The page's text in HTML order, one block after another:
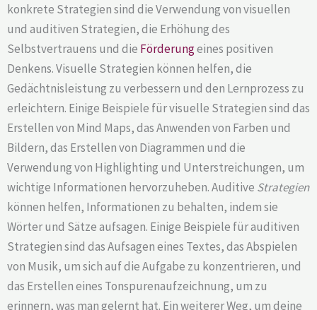
konkrete Strategien sind die Verwendung von visuellen
und auditiven Strategien, die Erhöhung des
Selbstvertrauens und die Förderungeines positiven
Denkens. Visuelle Strategien können helfen, die
Gedächtnisleistung zu verbessern und den Lernprozess zu
erleichtern. Einige Beispiele für visuelle Strategien sind das
Erstellen von Mind Maps, das Anwenden von Farben und
Bildern, das Erstellen von Diagrammen und die
Verwendung von Highlighting und Unterstreichungen, um
wichtige Informationen hervorzuheben. Auditive Strategien
können helfen, Informationen zu behalten, indem sie
Wörter und Sätze aufsagen. Einige Beispiele für auditiven
Strategien sind das Aufsagen eines Textes, das Abspielen
von Musik, um sich auf die Aufgabe zu konzentrieren, und
das Erstellen eines Tonspurenaufzeichnung, um zu
erinnern, was man gelernt hat. Ein weiterer Weg, um deine